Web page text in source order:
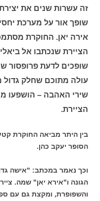
זה עשרות שנים את
שופך אור על מערכת
אירה יאן. החוקרת
הציירת שנכתבו אל
שופכים לדעת פרופסור
עולה מתוכם שחלק גדול
שירי האהבה – הושפעו
הציירת.
בין היתר מביאה החוקרת
הסופר יעקב כהן.
וכך נאמר במכתב: "אישה
הגונה ו"אירא יאן" שמה.
והשפופרת, ומקצת גם עם